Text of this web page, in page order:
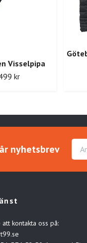
Visselpipa
kr
nyhetsbrev
att kontakta oss på: